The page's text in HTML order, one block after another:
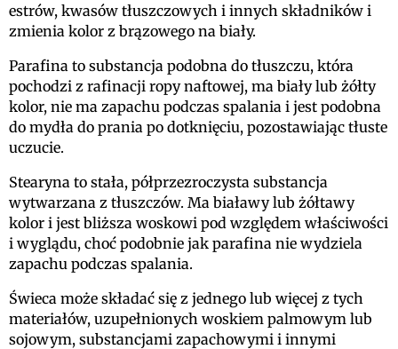
estrów, kwasów tłuszczowych i innych składników i
zmienia kolor z brązowego na biały.
Parafina to substancja podobna do tłuszczu, która
pochodzi z rafinacji ropy naftowej, ma biały lub żółty
kolor, nie ma zapachu podczas spalania i jest podobna
do mydła do prania po dotknięciu, pozostawiając tłuste
uczucie.
Stearyna to stała, półprzezroczysta substancja
wytwarzana z tłuszczów. Ma białawy lub żółtawy
kolor i jest bliższa woskowi pod względem właściwości
i wyglądu, choć podobnie jak parafina nie wydziela
zapachu podczas spalania.
Świeca może składać się z jednego lub więcej z tych
materiałów, uzupełnionych woskiem palmowym lub
sojowym, substancjami zapachowymi i innymi